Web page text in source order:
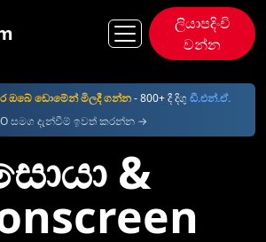
ලියාපදිංචි
වන්න
ඔබේ ඩොමේන් මිලදී ගන්න- 800+ දී දිගු ඩී.එන්.ඒ.
සමග දැන්වීම් ඉවත් කරන්න →
&